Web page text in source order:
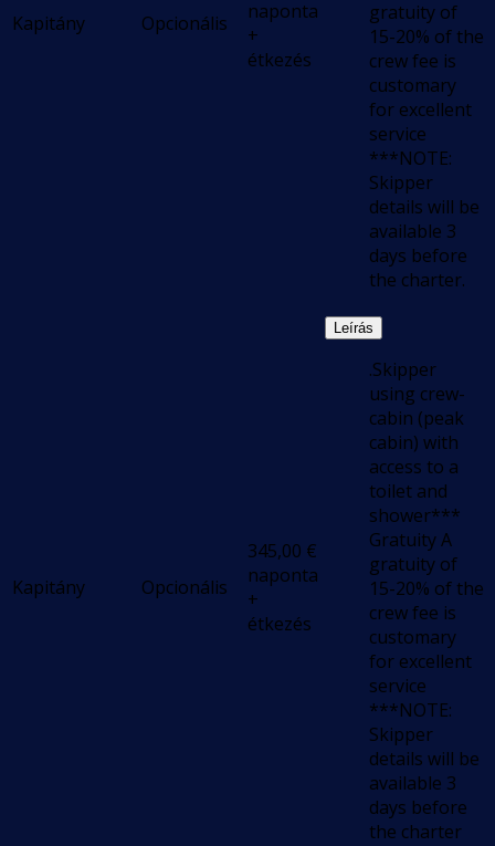
Kapitány Opcionális
naponta
+
étkezés
gratuity of
15-20% of the
crew fee is
customary
for excellent
service
***NOTE:
Skipper
details will be
available 3
days before
the charter.
Kapitány Opcionális
345,00 €
naponta
+
étkezés
Leírás
.Skipper
using crew-
cabin (peak
cabin) with
access to a
toilet and
shower***
Gratuity A
gratuity of
15-20% of the
crew fee is
customary
for excellent
service
***NOTE:
Skipper
details will be
available 3
days before
the charter